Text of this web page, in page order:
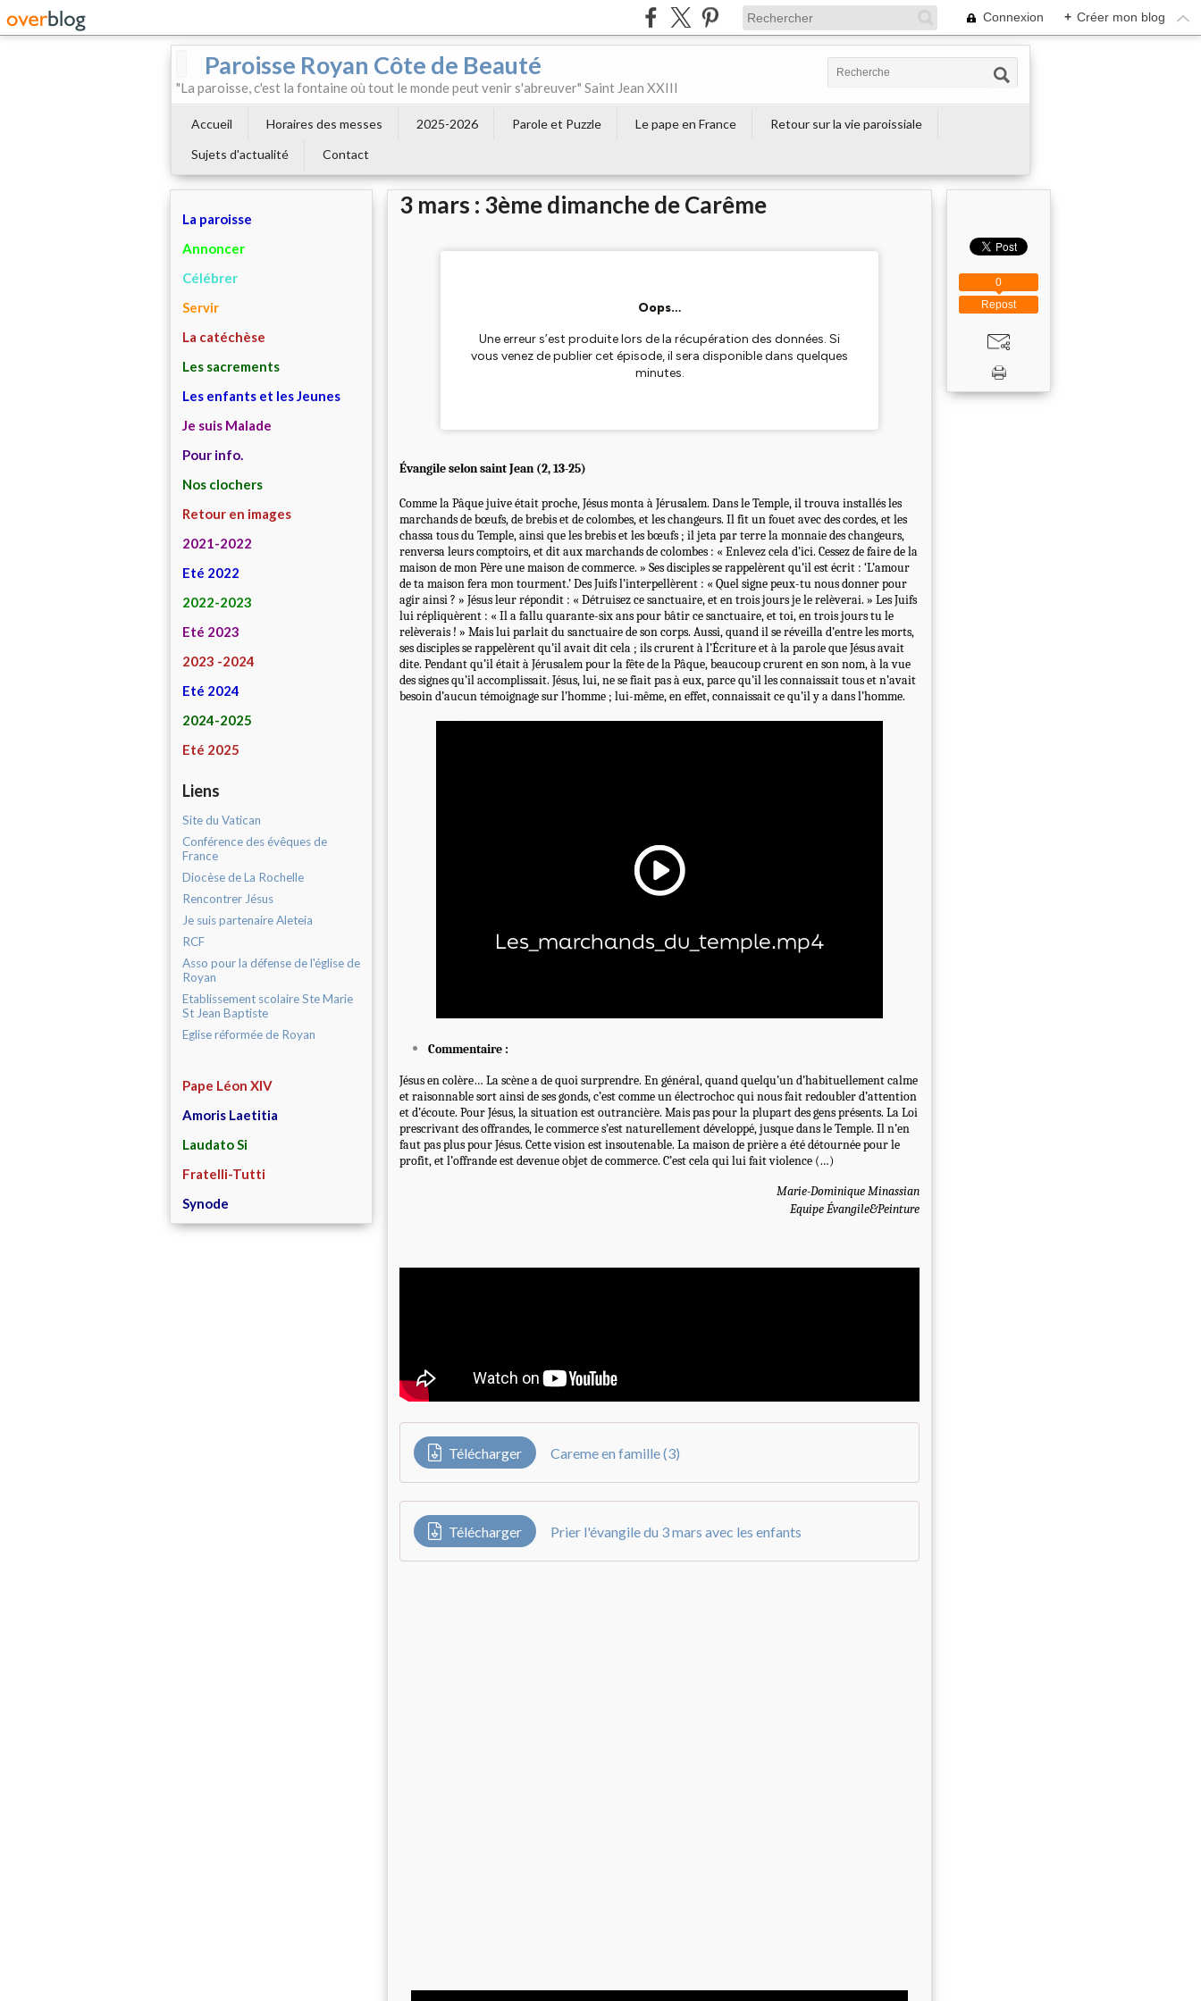
Connexion + Créer mon blog
Paroisse Royan Côte de Beauté
"La paroisse, c'est la fontaine où tout le monde peut venir s'abreuver" Saint Jean XXIII
Accueil Horaires des messes 2025-2026 Parole et Puzzle Le pape en France
Retour sur la vie paroissiale
Sujets d'actualité
Contact
La paroisse
Annoncer
Célébrer
Servir
La catéchèse
Les sacrements
Les enfants et les Jeunes
Je suis Malade
Pour info.
Nos clochers
Retour en images
2021-2022
Eté 2022
2022-2023
Eté 2023
2023 -2024
Eté 2024
2024-2025
Eté 2025
Liens
Site du Vatican
Conférence des évêques de
France
Diocèse de La Rochelle
Rencontrer Jésus
Je suis partenaire Aleteia
RCF
Asso pour la défense de l'église de
Royan
Etablissement scolaire Ste Marie
St Jean Baptiste
Eglise réformée de Royan
Pape Léon XIV
Amoris Laetitia
Laudato Si
Fratelli-Tutti
Synode
3 mars : 3ème dimanche de Carême
Évangile selon saint Jean (2, 13-25)
Comme la Pâque juive était proche, Jésus monta à Jérusalem. Dans le Temple, il trouva installés les
marchands de bœufs, de brebis et de colombes, et les changeurs. Il fit un fouet avec des cordes, et les
chassa tous du Temple, ainsi que les brebis et les bœufs ; il jeta par terre la monnaie des changeurs,
renversa leurs comptoirs, et dit aux marchands de colombes : « Enlevez cela d’ici. Cessez de faire de la
maison de mon Père une maison de commerce. » Ses disciples se rappelèrent qu’il est écrit : ‘L’amour
de ta maison fera mon tourment.’ Des Juifs l’interpellèrent : « Quel signe peux-tu nous donner pour
agir ainsi ? » Jésus leur répondit : « Détruisez ce sanctuaire, et en trois jours je le relèverai. » Les Juifs
lui répliquèrent : « Il a fallu quarante-six ans pour bâtir ce sanctuaire, et toi, en trois jours tu le
relèverais ! » Mais lui parlait du sanctuaire de son corps. Aussi, quand il se réveilla d’entre les morts,
ses disciples se rappelèrent qu’il avait dit cela ; ils crurent à l’Écriture et à la parole que Jésus avait
dite. Pendant qu’il était à Jérusalem pour la fête de la Pâque, beaucoup crurent en son nom, à la vue
des signes qu’il accomplissait. Jésus, lui, ne se fiait pas à eux, parce qu’il les connaissait tous et n’avait
besoin d’aucun témoignage sur l’homme ; lui-même, en effet, connaissait ce qu’il y a dans l’homme.
Commentaire :
Jésus en colère… La scène a de quoi surprendre. En général, quand quelqu’un d’habituellement calme
et raisonnable sort ainsi de ses gonds, c’est comme un électrochoc qui nous fait redoubler d’attention
et d’écoute. Pour Jésus, la situation est outrancière. Mais pas pour la plupart des gens présents. La Loi
prescrivant des offrandes, le commerce s’est naturellement développé, jusque dans le Temple. Il n’en
faut pas plus pour Jésus. Cette vision est insoutenable. La maison de prière a été détournée pour le
profit, et l’offrande est devenue objet de commerce. C’est cela qui lui fait violence (…)
Marie-Dominique Minassian
Equipe Évangile&Peinture
Télécharger Careme en famille (3)
Télécharger Prier l'évangile du 3 mars avec les enfants
Repost
0